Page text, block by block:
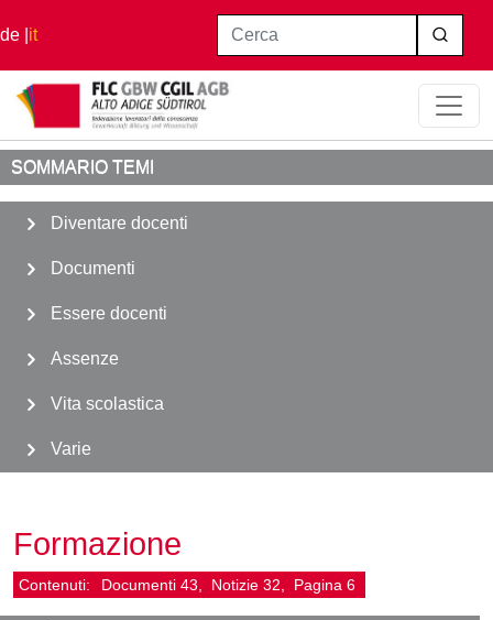
Salta al contenuto principale
de it Cerca
Home Diventare docenti
Formazione
Contenuti: Documenti 43 Notizie 32 Pagina 6
SOMMARIO TEMI
Diventare docenti
Documenti
Essere docenti
Assenze
Vita scolastica
Varie